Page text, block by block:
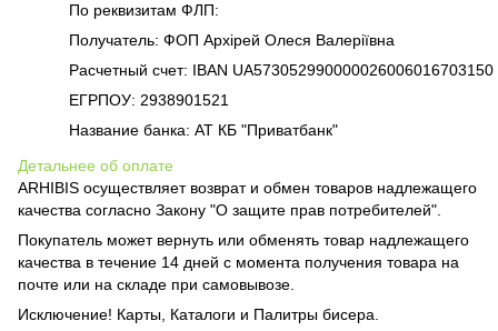
По реквизитам ФЛП:
Получатель: ФОП Архірей Олеся Валеріївна
Расчетный счет: IBAN UA573052990000026006016703150
ЕГРПОУ: 2938901521
Название банка: АТ КБ "Приватбанк"
Детальнее об оплате
ARHIBIS осуществляет возврат и обмен товаров надлежащего
качества согласно Закону "О защите прав потребителей".
Покупатель может вернуть или обменять товар надлежащего
качества в течение 14 дней с момента получения товара на
почте или на складе при самовывозе.
Исключение! Карты, Каталоги и Палитры бисера.